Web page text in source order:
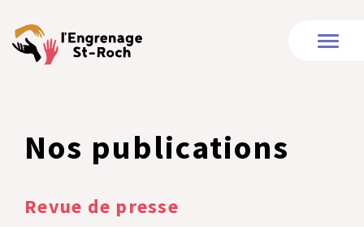
Nos publications
Revue de presse